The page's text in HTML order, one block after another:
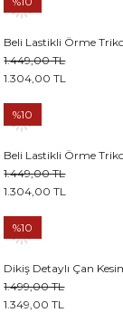
1.304,00 TL
1.449,00 TL
1.304,00 TL
1.449,00 TL
%10
1.349,00 TL
1.499,00 TL
%10